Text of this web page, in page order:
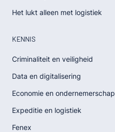
Het lukt alleen met logistiek
KENNIS
Criminaliteit en veiligheid
Data en digitalisering
Economie en ondernemerschap
Expeditie en logistiek
Fenex